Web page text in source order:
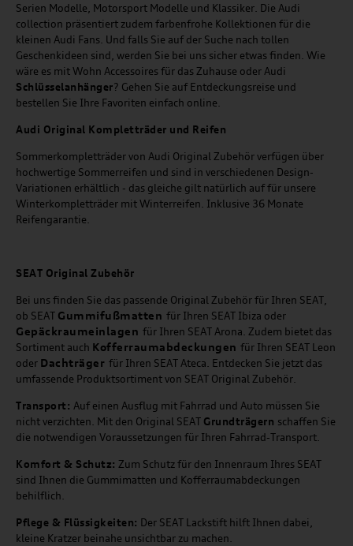
Serien Modelle, Motorsport Modelle und Klassiker. Die Audi
collection präsentiert zudem farbenfrohe Kollektionen für die
kleinen Audi Fans. Und falls Sie auf der Suche nach tollen
Geschenkideen sind, werden Sie bei uns sicher etwas finden. Wie
wäre es mit Wohn Accessoires für das Zuhause oder Audi
Schlüsselanhänger? Gehen Sie auf Entdeckungsreise und
bestellen Sie Ihre Favoriten einfach online.
Audi Original Kompletträder und Reifen
Sommerkompletträder von Audi Original Zubehör verfügen über
hochwertige Sommerreifen und sind in verschiedenen Design-
Variationen erhältlich - das gleiche gilt natürlich auf für unsere
Winterkompletträder mit Winterreifen. Inklusive 36 Monate
Reifengarantie.
SEAT Original Zubehör
Bei uns finden Sie das passende Original Zubehör für Ihren SEAT,
ob SEAT Gummifußmatten für Ihren SEAT Ibiza oder
Gepäckraumeinlagen für Ihren SEAT Arona. Zudem bietet das
Sortiment auch Kofferraumabdeckungen für Ihren SEAT Leon
oder Dachträger für Ihren SEAT Ateca. Entdecken Sie jetzt das
umfassende Produktsortiment von SEAT Original Zubehör.
Transport: Auf einen Ausflug mit Fahrrad und Auto müssen Sie
nicht verzichten. Mit den Original SEAT Grundträgern schaffen Sie
die notwendigen Voraussetzungen für Ihren Fahrrad-Transport.
Komfort & Schutz: Zum Schutz für den Innenraum Ihres SEAT
sind Ihnen die Gummimatten und Kofferraumabdeckungen
behilflich.
Pflege & Flüssigkeiten: Der SEAT Lackstift hilft Ihnen dabei,
kleine Kratzer beinahe unsichtbar zu machen.